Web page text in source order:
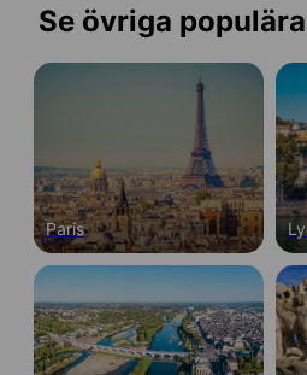
Se övriga
Paris